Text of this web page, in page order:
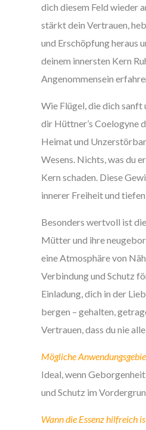
dich diesem Feld wieder
stärkt dein Vertrauen,
und Erschöpfung heraus
deinem innersten Kern
Angenommensein
Wie Flügel, die dich
dir Hüttner’s Coelogyne
Heimat und
Wesens. Nichts, was du
Kern schaden. Diese
innerer Freiheit und
Besonders wertvoll ist
Mütter und ihre
eine Atmosphäre von
Verbindung und Schutz
Einladung, dich in der
bergen – gehalten,
Vertrauen, dass du nie
Mögliche
Ideal, wenn
und Schutz im
Wann die Essenz hilfreich